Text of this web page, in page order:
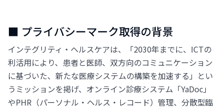
■ プライバシーマーク取得の背景
インテグリティ・ヘルスケアは、「2030年までに、ICTの
利活用により、患者と医師、双方向のコミュニケーション
に基づいた、新たな医療システムの構築を加速する」とい
うミッションを掲げ、オンライン診療システム「YaDoc」
やPHR（パーソナル・ヘルス・レコード）管理、分散型臨